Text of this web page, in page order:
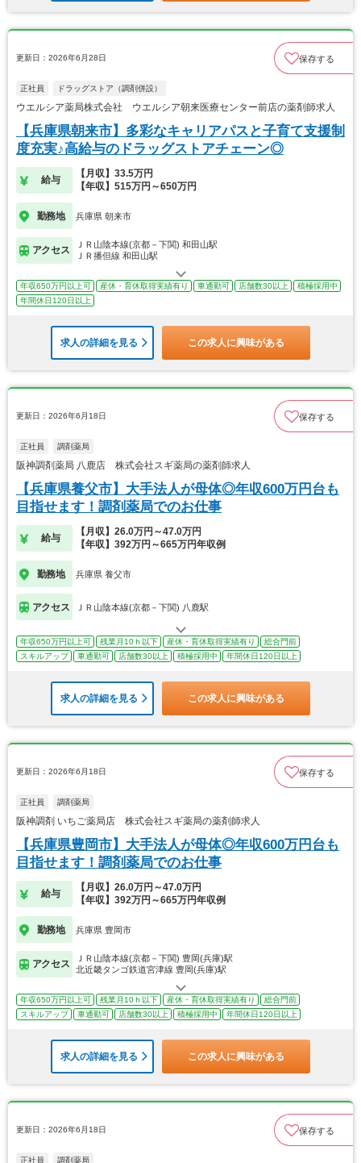
更新日：2026年6月28日 保存する
正社員 ドラッグストア（調剤併設）
ウエルシア薬局株式会社 ウエルシア朝来医療センター前店の薬剤師求人
【兵庫県朝来市】多彩なキャリアパスと子育て支援制
度充実♪高給与のドラッグストアチェーン◎
給与
【月収】33.5万円
【年収】515万円～650万円
勤務地 兵庫県 朝来市
アクセス
ＪＲ山陰本線(京都－下関) 和田山駅
ＪＲ播但線 和田山駅
年収650万円以上可 産休・育休取得実績有り 車通勤可 店舗数30以上
積極採用中
年間休日120日以上
求人の詳細を見る この求人に興味がある
更新日：2026年6月18日 保存する
正社員 調剤薬局
阪神調剤薬局 八鹿店 株式会社スギ薬局の薬剤師求人
【兵庫県養父市】大手法人が母体◎年収600万円台も
目指せます！調剤薬局でのお仕事
給与
【月収】26.0万円～47.0万円
【年収】392万円～665万円年収例
勤務地 兵庫県 養父市
アクセス ＪＲ山陰本線(京都－下関) 八鹿駅
年収650万円以上可 残業月10ｈ以下 産休・育休取得実績有り
総合門前
スキルアップ
車通勤可 店舗数30以上 積極採用中 年間休日120日以上
求人の詳細を見る この求人に興味がある
更新日：2026年6月18日 保存する
正社員 調剤薬局
阪神調剤 いちご薬局店 株式会社スギ薬局の薬剤師求人
【兵庫県豊岡市】大手法人が母体◎年収600万円台も
目指せます！調剤薬局でのお仕事
給与
【月収】26.0万円～47.0万円
【年収】392万円～665万円年収例
勤務地 兵庫県 豊岡市
アクセス
ＪＲ山陰本線(京都－下関) 豊岡(兵庫)駅
北近畿タンゴ鉄道宮津線 豊岡(兵庫)駅
年収650万円以上可 残業月10ｈ以下 産休・育休取得実績有り
総合門前
スキルアップ
車通勤可 店舗数30以上 積極採用中 年間休日120日以上
求人の詳細を見る この求人に興味がある
更新日：2026年6月18日 保存する
正社員 調剤薬局